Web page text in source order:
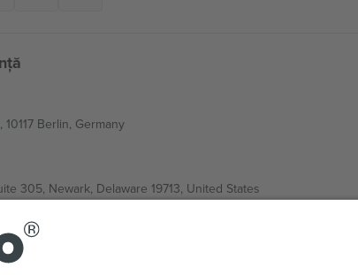
Berlin, Germany
305, Newark, Delaware 19713, United States
bul Totleben 53-55, 1606 Sofia, Bulgaria